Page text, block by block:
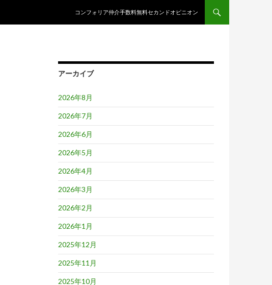
コンフォリア仲介手数料無料セカンドオピニオン
アーカイブ
2026年8月
2026年7月
2026年6月
2026年5月
2026年4月
2026年3月
2026年2月
2026年1月
2025年12月
2025年11月
2025年10月